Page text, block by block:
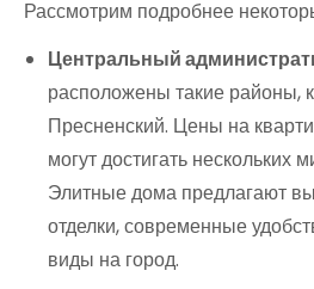
Рассмотрим подробнее
Центральный
расположены такие районы,
Пресненский. Цены на
могут достигать нескольких
Элитные дома предлагают
отделки, современные
виды на город.